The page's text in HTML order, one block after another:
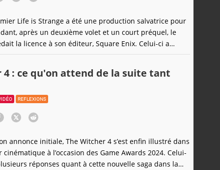
Life is Strange a été une production salvatrice pour
après un deuxième volet et un court préquel, le
la licence à son éditeur, Square Enix. Celui-ci a
de la confier à Deck Nine Games, qui avait fait ses
4 : ce qu'on attend de la suite tant
REFLEXIONS
annonce initiale, The Witcher 4 s’est enfin illustré dans
à l’occasion des Game Awards 2024. Celui-
réponses quant à cette nouvelle saga dans la